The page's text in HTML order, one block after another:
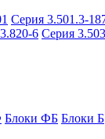
Серия 3.501.3-
6 Серия
Блоки ФБ Блоки Б